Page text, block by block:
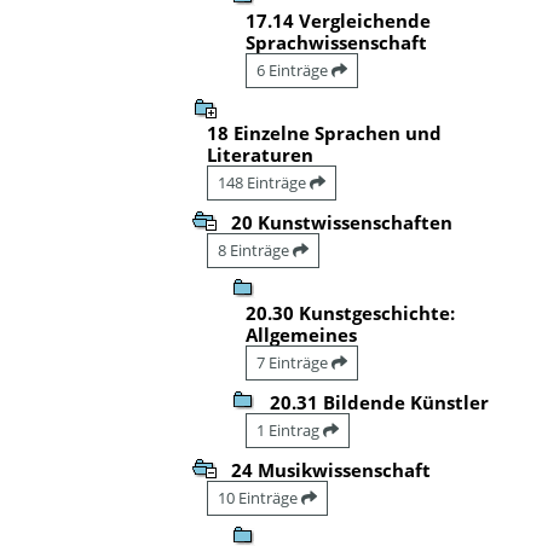
17.14 Vergleichende
Sprachwissenschaft
6 Einträge
18 Einzelne Sprachen und
Literaturen
148 Einträge
20 Kunstwissenschaften
8 Einträge
20.30 Kunstgeschichte:
Allgemeines
7 Einträge
20.31 Bildende Künstler
1 Eintrag
24 Musikwissenschaft
10 Einträge